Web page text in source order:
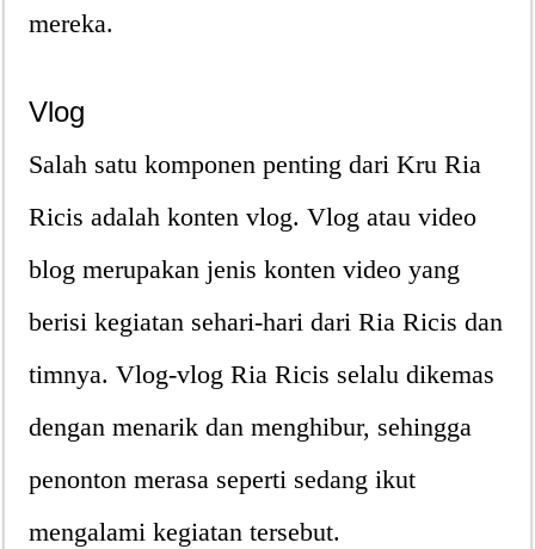
mereka.
Vlog
Salah satu komponen penting dari Kru Ria
Ricis adalah konten vlog. Vlog atau video
blog merupakan jenis konten video yang
berisi kegiatan sehari-hari dari Ria Ricis dan
timnya. Vlog-vlog Ria Ricis selalu dikemas
dengan menarik dan menghibur, sehingga
penonton merasa seperti sedang ikut
mengalami kegiatan tersebut.